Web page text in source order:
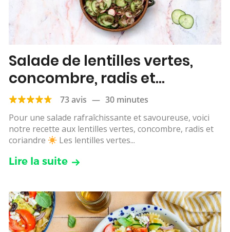
Salade de lentilles vertes,
concombre, radis et
coriandre
73 avis — 30 minutes
Pour une salade rafraîchissante et savoureuse, voici
notre recette aux lentilles vertes, concombre, radis et
coriandre
Les lentilles vertes...
Lire la suite